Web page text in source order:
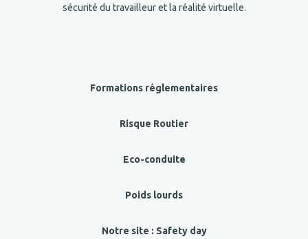
sécurité du travailleur et la réalité virtuelle.
Formations réglementaires
Risque Routier
Eco-conduite
Poids lourds
Notre site : Safety day